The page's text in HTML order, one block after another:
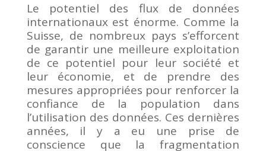
Le potentiel des flux de données
internationaux est énorme. Comme la
Suisse, de nombreux pays s’efforcent
de garantir une meilleure exploitation
de ce potentiel pour leur société et
leur économie, et de prendre des
mesures appropriées pour renforcer la
confiance de la population dans
l’utilisation des données. Ces dernières
années, il y a eu une prise de
conscience que la fragmentation